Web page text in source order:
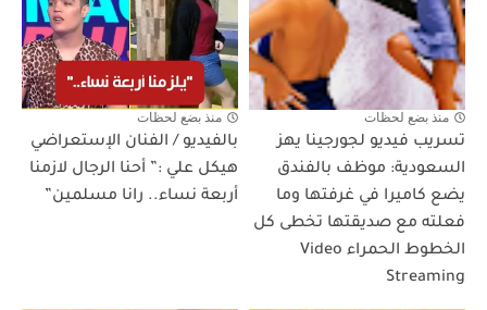
منذ بضع لحظات
تسريب فيديو لجورجينا يهز
السعودية: موظف بالفندق
يضع كاميرا في غرفتها وما
فعلته مع صديقتها تخطى كل
الخطوط الحمراء Video
Streaming
منذ بضع لحظات
بالفيديو / الفنان الإستعراضي
هيكل علي :” أحنا الرجال لازمنا
أربعة نساء.. رانا مسلمين”